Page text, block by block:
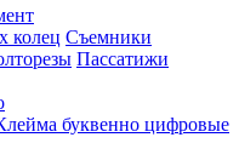
колец Съемники
Пассатижи
буквенно цифровые